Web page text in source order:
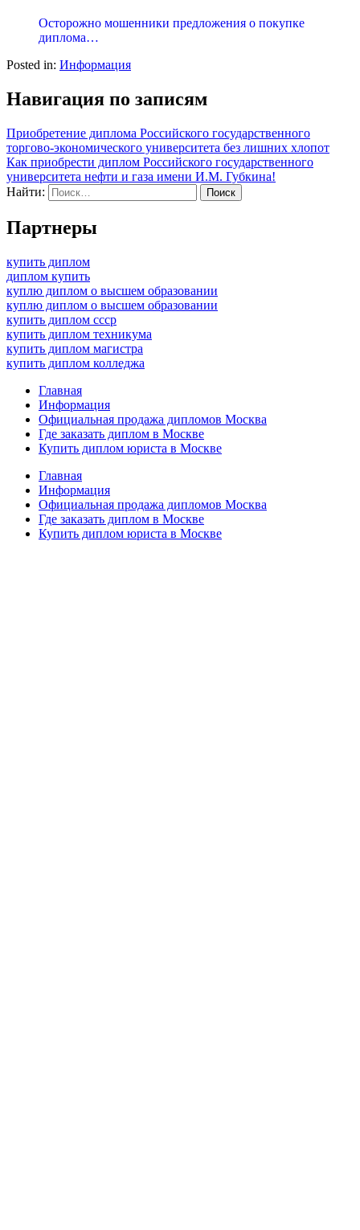
Осторожно мошенники предложения о покупке
диплома…
Posted in: Информация
Навигация по записям
Приобретение диплома Российского государственного
торгово-экономического университета без лишних хлопот
Как приобрести диплом Российского государственного
университета нефти и газа имени И.М. Губкина!
Найти:
Партнеры
купить диплом
диплом купить
куплю диплом о высшем образовании
куплю диплом о высшем образовании
купить диплом ссср
купить диплом техникума
купить диплом магистра
купить диплом колледжа
Главная
Информация
Официальная продажа дипломов Москва
Где заказать диплом в Москве
Купить диплом юриста в Москве
Главная
Информация
Официальная продажа дипломов Москва
Где заказать диплом в Москве
Купить диплом юриста в Москве